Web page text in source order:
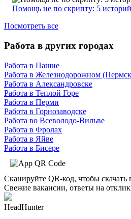
Помощь не по скрипту: 5
Посмотреть все
Работа в других городах
Работа в Пашие
Работа в Железнодорожном
Работа в Александровске
Работа в Теплой Горе
Работа в Перми
Работа в Горнозаводске
Работа во Всеволодо-Вильве
Работа в Фролах
Работа в Яйве
Работа в Бисере
Сканируйте QR-код, чтобы
Свежие вакансии, ответы на
HeadHunter